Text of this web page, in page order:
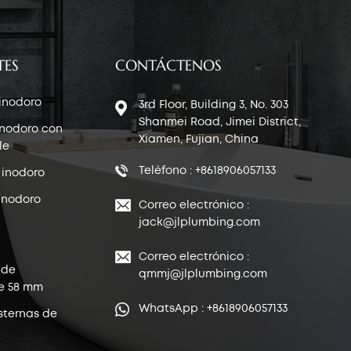
con
58 mm
de
CONTÁCTENOS
3rd Floor, Building 3, No. 303
Shanmei Road, Jimei District,
Xiamen, Fujian, China
Teléfono : +8618906057133
Correo electrónico :
jack@jlplumbing.com
Correo electrónico :
qmmj@jlplumbing.com
WhatsApp : +8618906057133